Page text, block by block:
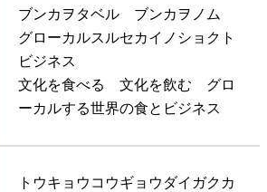
ブンカヲタベル ブンカヲノム
グローカルスルセカイノショクト
ビジネス
文化を食べる 文化を飲む グロ
ーカルする世界の食とビジネス
トウキョウコウギョウダイガクカ